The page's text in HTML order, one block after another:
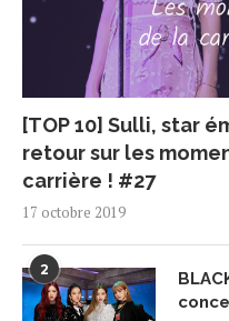
[TOP 10] Sulli, star
retour sur les
carrière ! #27
17 octobre 2019
2